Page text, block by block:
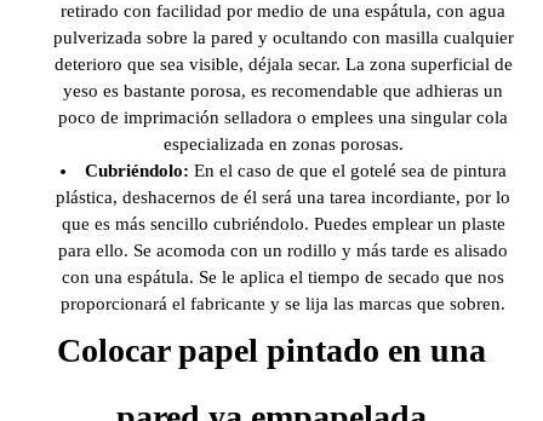
retirado con facilidad por medio de una espátula, con agua
pulverizada sobre la pared y ocultando con masilla cualquier
deterioro que sea visible, déjala secar. La zona superficial de
yeso es bastante porosa, es recomendable que adhieras un
poco de imprimación selladora o emplees una singular cola
especializada en zonas porosas.
Cubriéndolo: En el caso de que el gotelé sea de pintura
plástica, deshacernos de él será una tarea incordiante, por lo
que es más sencillo cubriéndolo. Puedes emplear un plaste
para ello. Se acomoda con un rodillo y más tarde es alisado
con una espátula. Se le aplica el tiempo de secado que nos
proporcionará el fabricante y se lija las marcas que sobren.
Colocar papel pintado en una